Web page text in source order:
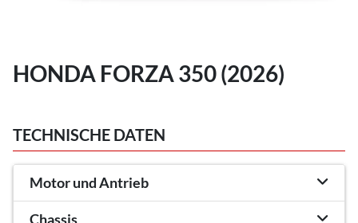
HONDA FORZA 350 (2026)
TECHNISCHE DATEN
Motor und Antrieb
Chassis